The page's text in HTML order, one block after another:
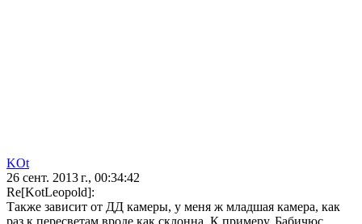
KOt
26 сент. 2013 г., 00:34:42
Re[KotLeopold]:
Также зависит от ДД камеры, у меня ж младшая камера, как